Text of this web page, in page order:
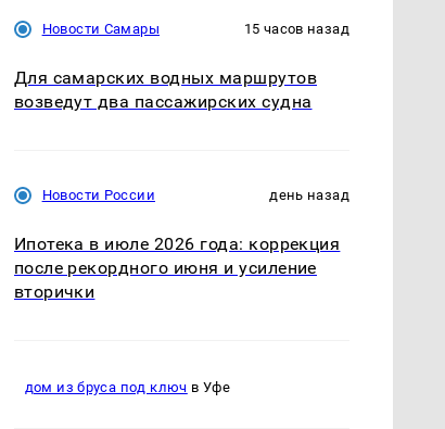
Новости Самары 15 часов назад
Для самарских водных маршрутов
возведут два пассажирских судна
Новости России день назад
Ипотека в июле 2026 года: коррекция
после рекордного июня и усиление
вторички
дом из бруса под ключ в Уфе